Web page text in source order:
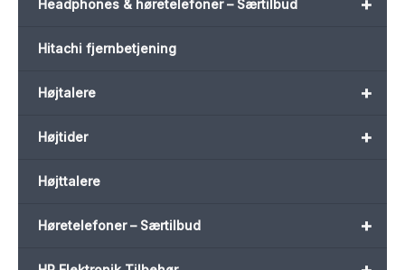
Headphones & høretelefoner – Særtilbud
Hitachi fjernbetjening
+
Højtalere
+
Højtider
Højttalere
+
Høretelefoner – Særtilbud